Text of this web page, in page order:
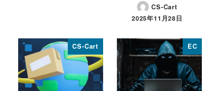
CS-Cart
投稿日
2025年11月28日
CS-Cart EC